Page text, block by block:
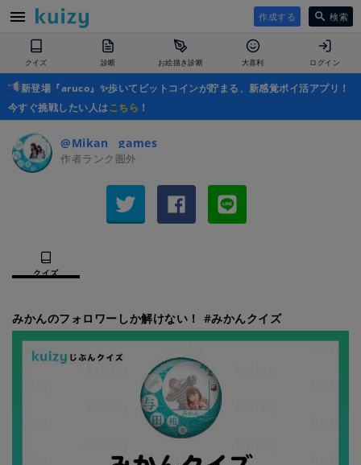
作成する 検索
クイズ 診断 お絵描き診断 大喜利 ログイン
新登場『aruco』✨歩いてビットコインが貯まる、新感覚ポイ活アプリ！
今すぐ挑戦したい人はこちら ！
@Mikan__games_
作者ランク圏外
クイズ
みかんのフォロワーしか解けない！ #みかんクイズ